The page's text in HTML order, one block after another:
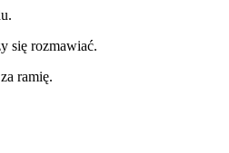
się rozmawiać.
ramię.